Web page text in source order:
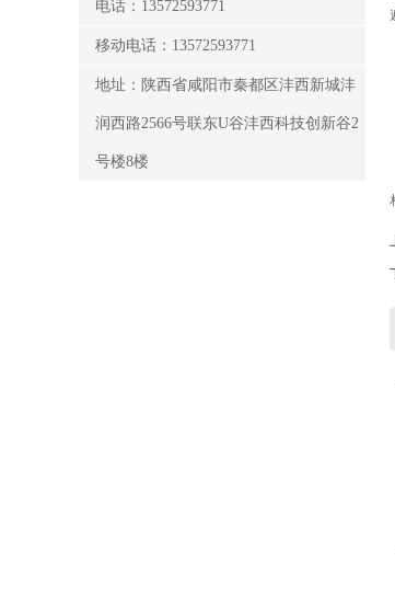
电话：13572593771
移动电话：13572593771
地址：陕西省咸阳市秦都区沣西新城沣
润西路2566号联东U谷沣西科技创新谷2
号楼8楼